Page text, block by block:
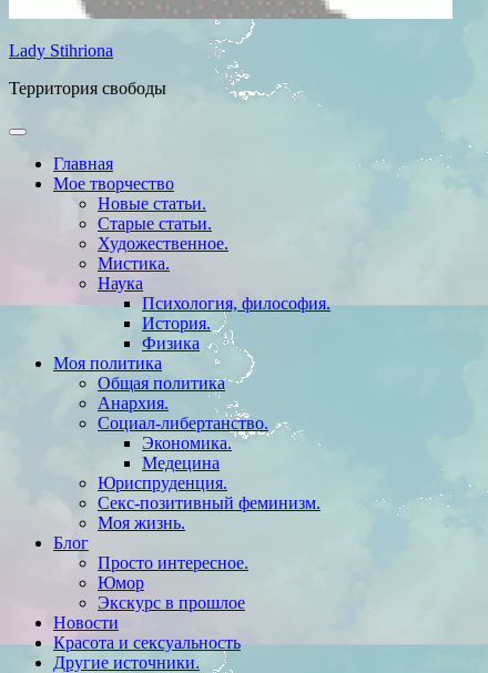
Lady Stihriona
Территория свободы
Главная
Мое творчество
Новые статьи.
Старые статьи.
Художественное.
Мистика.
Наука
Психология, философия.
История.
Физика
Моя политика
Общая политика
Анархия.
Социал-либертанство.
Экономика.
Медецина
Юриспруденция.
Секс-позитивный феминизм.
Моя жизнь.
Блог
Просто интересное.
Юмор
Экскурс в прошлое
Новости
Красота и сексуальность
Другие источники.